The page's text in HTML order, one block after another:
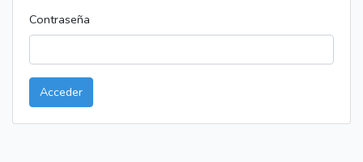
Contraseña
Acceder